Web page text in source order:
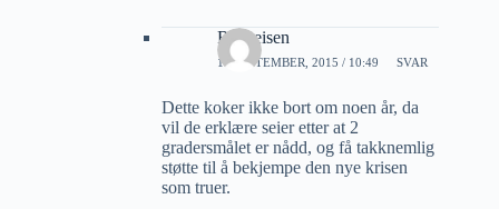
R Theisen
17 SEPTEMBER, 2015 / 10:49 SVAR
Dette koker ikke bort om noen år, da
vil de erklære seier etter at 2
gradersmålet er nådd, og få takknemlig
støtte til å bekjempe den nye krisen
som truer.